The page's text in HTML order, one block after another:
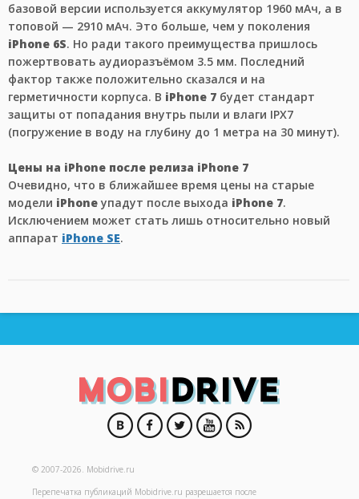
базовой версии используется аккумулятор 1960 мАч, а в
топовой — 2910 мАч. Это больше, чем у поколения
iPhone 6S. Но ради такого преимущества пришлось
пожертвовать аудиоразъёмом 3.5 мм. Последний
фактор также положительно сказался и на
герметичности корпуса. В iPhone 7 будет стандарт
защиты от попадания внутрь пыли и влаги IPX7
(погружение в воду на глубину до 1 метра на 30 минут).
Цены на iPhone после релиза iPhone 7
Очевидно, что в ближайшее время цены на старые
модели iPhone упадут после выхода iPhone 7.
Исключением может стать лишь относительно новый
аппарат iPhone SE.
© 2007-2026. Mobidrive.ru
Перепечатка публикаций Mobidrive.ru разрешается после